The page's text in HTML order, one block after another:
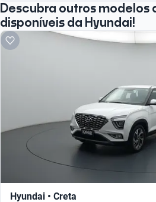
Busque por modelo
Busque por versão
Descubra outros modelos
disponíveis da Hyundai!
Hyundai • Creta